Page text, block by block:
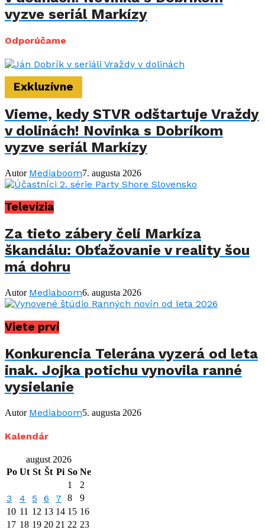
vyzve seriál Markízy
Odporúčame
Exkluzívne
Vieme, kedy STVR odštartuje Vraždy
v dolinách! Novinka s Dobríkom
vyzve seriál Markízy
Autor Mediaboom7. augusta 2026
Televízia
Za tieto zábery čelí Markíza
škandálu: Obťažovanie v reality šou
má dohru
Autor Mediaboom6. augusta 2026
Viete prví
Konkurencia Telerána vyzerá od leta
inak. Jojka potichu vynovila ranné
vysielanie
Autor Mediaboom5. augusta 2026
Kalendár
august 2026
Po Ut St Št Pi So Ne
1
2
3 4 5 6 7 8
9
10 11 12 13 14 15 16
17 18 19 20 21 22 23